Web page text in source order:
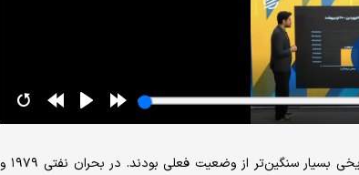
واقعیت این است که اگر قیمت نفت را با تورم تعدیل کنیم، شوک‌های تاریخی بسیار سنگین‌تر از وضعیت فعلی بودند. در بحران نفتی ۱۹۷۹ و